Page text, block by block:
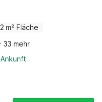
m² Fläche
33 mehr